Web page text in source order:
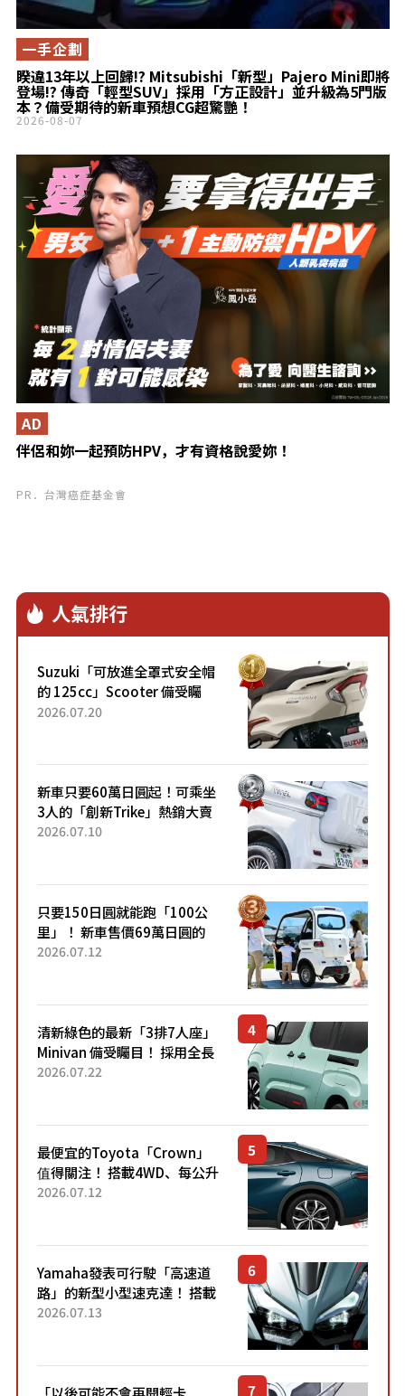
睽違13年以上回歸!? Mitsubishi「新型」Pajero Mini即將
登場!? 傳奇「輕型SUV」採用「方正設計」並升級為5門版
本？備受期待的新車預想CG超驚艷！
一手企劃
2026-08-07
伴侶和妳一起預防HPV，才有資格說愛妳！
AD
PR．台灣癌症基金會
人氣排行
Suzuki「可放進全罩式安全帽
的 125cc」Scooter 備受矚
目！採用全新流線設計與各項
2026.07.20
新車只要60萬日圓起！可乘坐
3人的「創新Trike」熱銷大賣
成為人氣車款！「養車成本真
2026.07.10
只要150日圓就能跑「100公
里」！ 新車售價69萬日圓的
「3人座」Trike大受歡迎！ 順
2026.07.12
清新綠色的最新「3排7人座」
Minivan 備受矚目！ 採用全長
4.7公尺剛剛好的車身尺寸與
2026.07.22
最便宜的Toyota「Crown」
值得關注！ 搭載4WD、每公升
22.4公里低油耗表現超亮眼！
2026.07.12
Yamaha發表可行駛「高速道
路」的新型小型速克達！ 搭載
能享受超強勁「渦輪感」的動
2026.07.13